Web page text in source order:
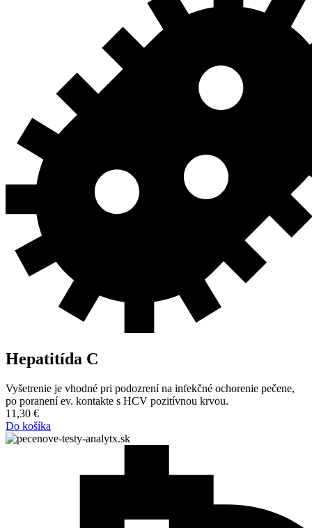
Hepatitída C
Vyšetrenie je vhodné pri podozrení na infekčné ochorenie pečene,
po poranení ev. kontakte s HCV pozitívnou krvou.
11,30 €
Do košíka